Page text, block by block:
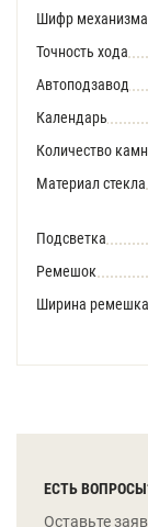
Шифр механизма
Точность хода
Автоподзавод
Календарь
Количество
Материал стекла
Подсветка
Ремешок
Ширина
ЕСТЬ
Оставьте